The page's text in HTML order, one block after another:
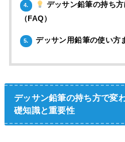
4.
デッサン鉛筆の持ち
（FAQ）
5. デッサン用鉛筆の使い方
デッサン鉛筆の持ち方で変
礎知識と重要性